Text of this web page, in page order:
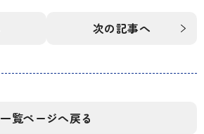
次の記事へ
一覧ページへ戻る